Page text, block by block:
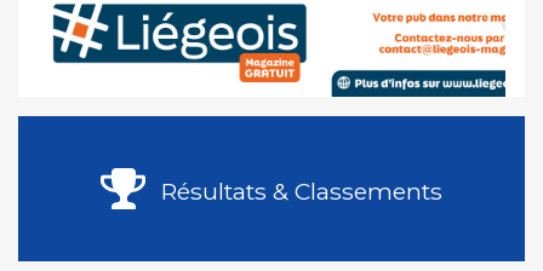
Résultats & Classements